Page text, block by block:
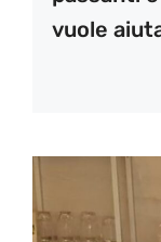
vuole